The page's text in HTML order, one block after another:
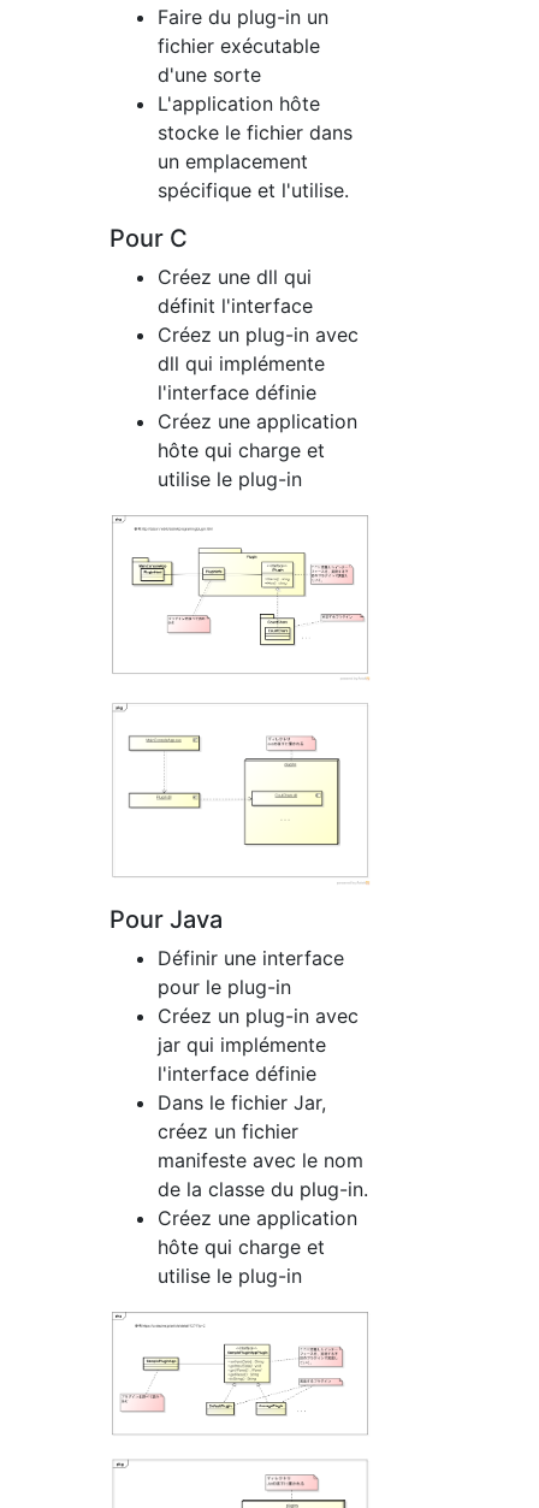
Faire du plug-in un
fichier exécutable
d'une sorte
L'application hôte
stocke le fichier dans
un emplacement
spécifique et l'utilise.
Pour C
Créez une dll qui
définit l'interface
Créez un plug-in avec
dll qui implémente
l'interface définie
Créez une application
hôte qui charge et
utilise le plug-in
Pour Java
Définir une interface
pour le plug-in
Créez un plug-in avec
jar qui implémente
l'interface définie
Dans le fichier Jar,
créez un fichier
manifeste avec le nom
de la classe du plug-in.
Créez une application
hôte qui charge et
utilise le plug-in